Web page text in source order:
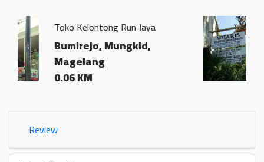
Jaya Kantor Notaris dan
Ivo Marius, SH"
Bumirejo, Mungkid,
Magelang
Review